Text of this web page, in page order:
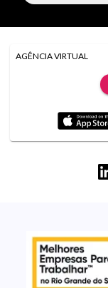
AGÊNCIA VIRTUAL